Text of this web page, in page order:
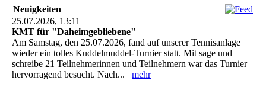
Neuigkeiten
25.07.2026, 13:11
KMT für "Daheimgebliebene"
Am Samstag, den 25.07.2026, fand auf unserer Tennisanlage
wieder ein tolles Kuddelmuddel-Turnier statt. Mit sage und
schreibe 21 Teilnehmerinnen und Teilnehmern war das Turnier
hervorragend besucht. Nach... mehr